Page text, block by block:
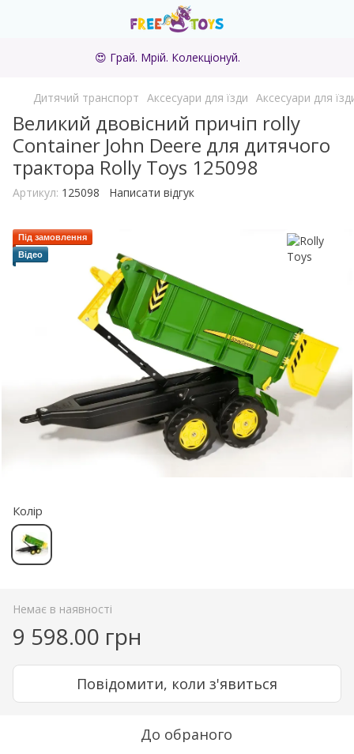
😍 Грай. Мрій. Колекціонуй.
Дитячий транспорт Аксесуари для їзди Аксесуари для
Великий двовісний причіп rolly
Container John Deere для дитячого
трактора Rolly Toys 125098
Артикул: 125098 Написати відгук
Під замовлення
Відео
Колір
Немає в наявності
9 598.00 грн
Повідомити, коли з'явиться
До обраного